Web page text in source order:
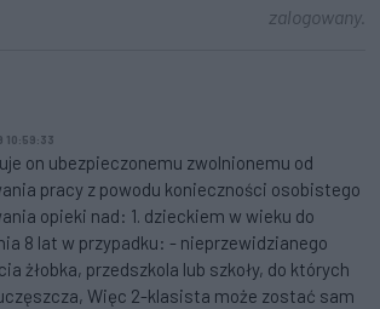
zalogowany.
on ubezpieczonemu zwolnionemu od
pracy z powodu konieczności osobistego
opieki nad: 1. dzieckiem w wieku do
8 lat w przypadku: - nieprzewidzianego
żłobka, przedszkola lub szkoły, do których
Więc 2-klasista może zostać sam